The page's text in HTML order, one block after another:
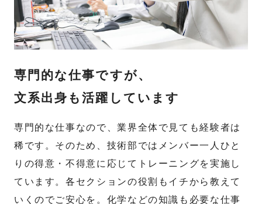
専門的な仕事ですが、
文系出身も活躍しています
専門的な仕事なので、業界全体で見ても経験者は
稀です。そのため、技術部ではメンバー一人ひと
りの得意・不得意に応じてトレーニングを実施し
ています。各セクションの役割もイチから教えて
いくのでご安心を。化学などの知識も必要な仕事